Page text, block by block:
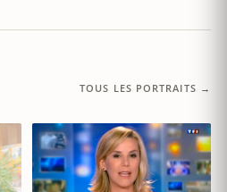
TOUS LES PORTRAITS →